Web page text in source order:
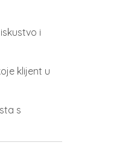
i
klijent u
s